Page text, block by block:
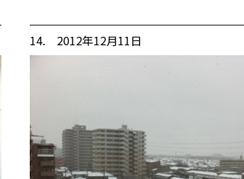
14. 2012年12月11日